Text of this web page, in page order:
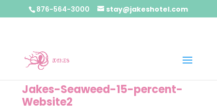
876-564-3000 stay@jakeshotel.com
Jakes-Seaweed-15-percent-
Website2